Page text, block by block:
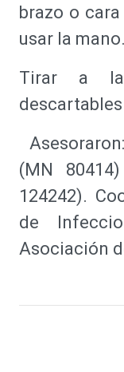
brazo o
usar la mano.
Tirar a la
(MN
124242).
de
Asociación